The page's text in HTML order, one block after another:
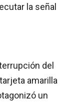
la señal
del
amarilla
un